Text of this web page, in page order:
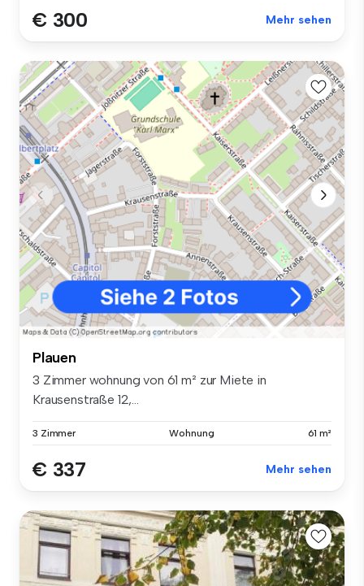
€ 300 Mehr sehen
Plauen
3 Zimmer wohnung von 61 m² zur Miete in
Krausenstraße 12,...
3 Zimmer Wohnung 61 m²
€ 337 Mehr sehen